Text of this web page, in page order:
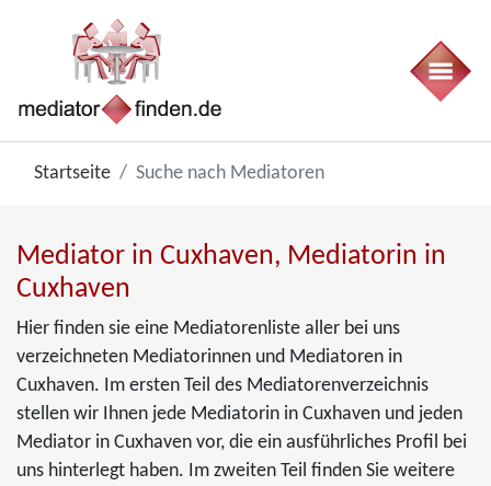
Startseite Suche nach Mediatoren
Mediator in Cuxhaven, Mediatorin in
Cuxhaven
Hier finden sie eine Mediatorenliste aller bei uns
verzeichneten Mediatorinnen und Mediatoren in
Cuxhaven. Im ersten Teil des Mediatorenverzeichnis
stellen wir Ihnen jede Mediatorin in Cuxhaven und jeden
Mediator in Cuxhaven vor, die ein ausführliches Profil bei
uns hinterlegt haben. Im zweiten Teil finden Sie weitere